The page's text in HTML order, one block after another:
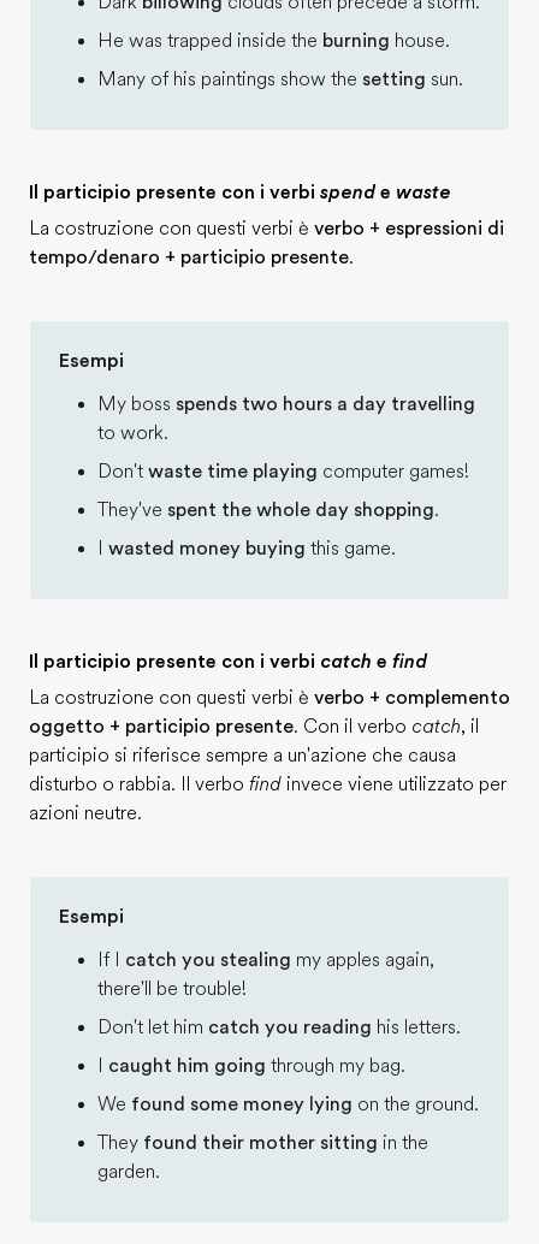
He was trapped inside the burning house.
Many of his paintings show the setting sun.
Il participio presente con i verbi spende waste
La costruzione con questi verbi è verbo + espressioni di
tempo/denaro + participio presente.
Esempi
My boss spends two hours a day travelling
to work.
Don't waste time playing computer games!
They've spent the whole day shopping.
wasted money buying this game.
Il participio presente con i verbi catch e find
La costruzione con questi verbi è verbo + complemento
oggetto + participio presente. Con il verbo catch, il
participio si riferisce sempre a un'azione che causa
disturbo o rabbia. Il verbo find invece viene utilizzato per
azioni neutre.
Esempi
If I catch you stealing my apples again,
there'll be trouble!
Don't let him catch you reading his letters.
caught him going through my bag.
We found some money lying on the ground.
They found their mother sitting in the
garden.